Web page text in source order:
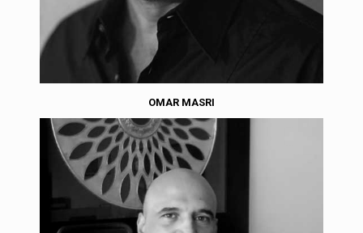
OMAR MASRI